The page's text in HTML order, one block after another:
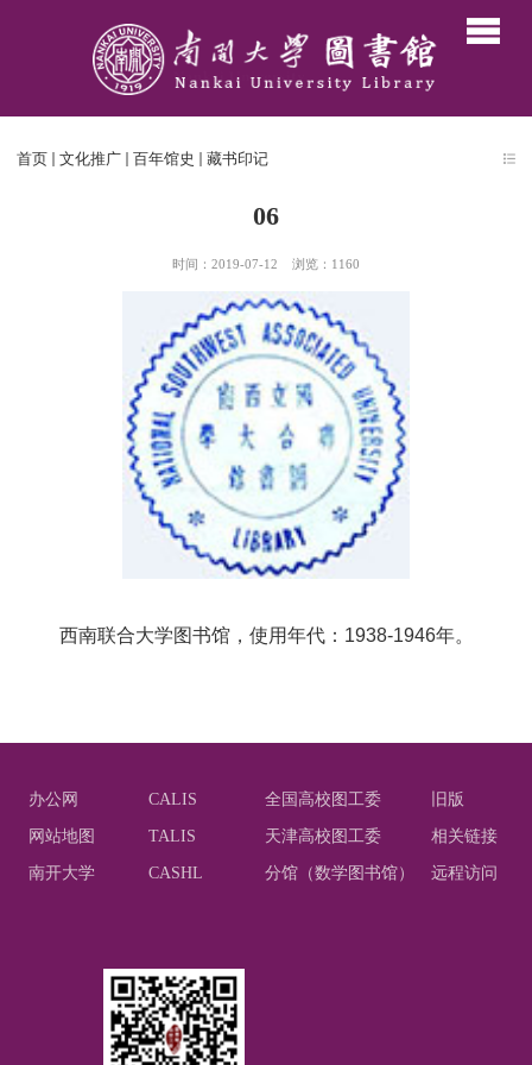
首页 文化推广 百年馆史 藏书印记
06
时间：2019-07-12 浏览： 1160
西南联合大学图书馆，使用年代： 1938-1946年。
办公网 CALIS 全国高校图工委 旧版
网站地图 TALIS 天津高校图工委 相关链接
南开大学 CASHL 分馆（数学图书馆） 远程访问